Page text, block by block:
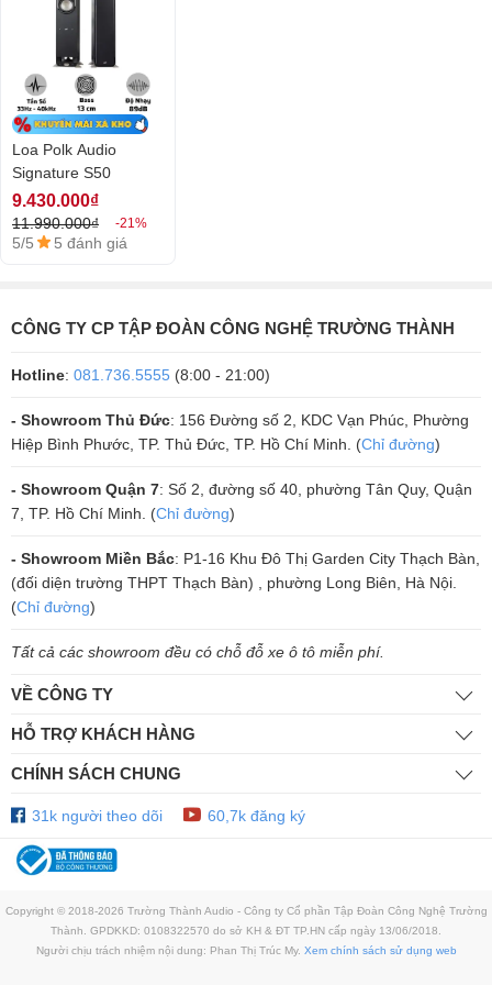
Công nghệ Dual Power Port Deep Bass độc quyền của Polk
Polk S50 chuyển luồng không khí từ cổng loa vào không gian nghe
bề mặt lớn hơn giúp loại bỏ âm nhiễu và biến dạng, mang đến chất
âm trầm lớn hơn, sâu hơn.
Độ nhạy và độ tương thích cao
Polk S50 dễ dàng hoạt động với nhiều amplifier và receiver khác
đến âm thanh chất lượng, rõ ràng. Ngoài ra, loa còn tương thích với
những công nghệ âm thanh mới nhất như Dolby và DTS.
Loa Polk Audio
Signature S50
9.430.000₫
11.990.000₫ -21%
5/5 5 đánh giá
CÔNG TY CP TẬP ĐOÀN CÔNG NGHỆ TRƯỜNG THÀNH
Hotline: 081.736.5555 (8:00 - 21:00)
- Showroom Thủ Đức: 156 Đường số 2, KDC Vạn Phúc, Phường
Hiệp Bình Phước, TP. Thủ Đức, TP. Hồ Chí Minh. (Chỉ đường)
- Showroom Quận 7: Số 2, đường số 40, phường Tân Quy, Quận
7, TP. Hồ Chí Minh. (Chỉ đường)
- Showroom Miền Bắc: P1-16 Khu Đô Thị Garden City Thạch Bàn,
(đối diện trường THPT Thạch Bàn) , phường Long Biên, Hà Nội.
(Chỉ đường)
Tất cả các showroom đều có chỗ đỗ xe ô tô miễn phí.
VỀ CÔNG TY
HỖ TRỢ KHÁCH HÀNG
CHÍNH SÁCH CHUNG
31k người theo dõi 60,7k đăng ký
Copyright © 2018-2026 Trường Thành Audio - Công ty Cổ phần Tập Đoàn Công Nghệ Trường
Thành. GPDKKD: 0108322570 do sở KH & ĐT TP.HN cấp ngày 13/06/2018.
Người chịu trách nhiệm nội dung: Phan Thị Trúc My. Xem chính sách sử dụng web